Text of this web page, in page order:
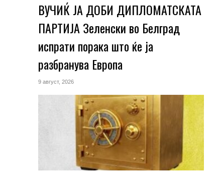
ВУЧИЌ ЈА ДОБИ ДИПЛОМАТСКАТА
ПАРТИЈА Зеленски во Белград
испрати порака што ќе ја
разбранува Европа
9 август, 2026